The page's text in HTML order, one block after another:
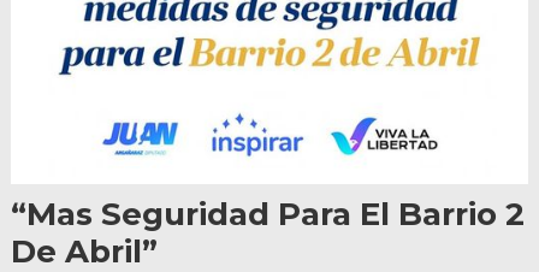
“Mas Seguridad Para El Barrio 2
De Abril”